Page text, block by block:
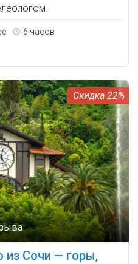
6 часов
22%
из Сочи — горы,